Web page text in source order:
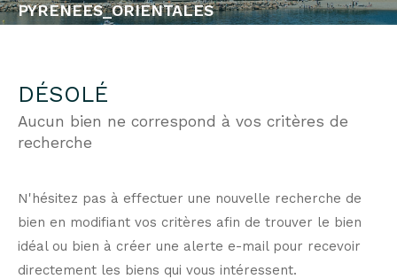
PYRENEES_ORIENTALES
DÉSOLÉ
Aucun bien ne correspond à vos critères de
recherche
N'hésitez pas à effectuer une nouvelle recherche de
bien en modifiant vos critères afin de trouver le bien
idéal ou bien à créer une alerte e-mail pour recevoir
directement les biens qui vous intéressent.